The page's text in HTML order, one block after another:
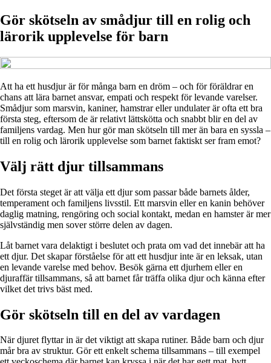
Gör skötseln av smådjur till en rolig och
lärorik upplevelse för barn
Att ha ett husdjur är för många barn en dröm – och för föräldrar en
chans att lära barnet ansvar, empati och respekt för levande varelser.
Smådjur som marsvin, kaniner, hamstrar eller undulater är ofta ett bra
första steg, eftersom de är relativt lättskötta och snabbt blir en del av
familjens vardag. Men hur gör man skötseln till mer än bara en syssla –
till en rolig och lärorik upplevelse som barnet faktiskt ser fram emot?
Välj rätt djur tillsammans
Det första steget är att välja ett djur som passar både barnets ålder,
temperament och familjens livsstil. Ett marsvin eller en kanin behöver
daglig matning, rengöring och social kontakt, medan en hamster är mer
självständig men sover större delen av dagen.
Låt barnet vara delaktigt i beslutet och prata om vad det innebär att ha
ett djur. Det skapar förståelse för att ett husdjur inte är en leksak, utan
en levande varelse med behov. Besök gärna ett djurhem eller en
djuraffär tillsammans, så att barnet får träffa olika djur och känna efter
vilket det trivs bäst med.
Gör skötseln till en del av vardagen
När djuret flyttar in är det viktigt att skapa rutiner. Både barn och djur
mår bra av struktur. Gör ett enkelt schema tillsammans – till exempel